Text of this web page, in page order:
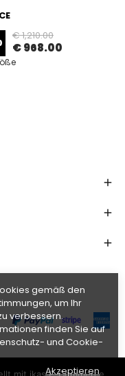
gemäß den
um Ihr
verbessern.
finden Sie auf
und Cookie-
Akzeptieren
€ 1,210.00
€ 968.00